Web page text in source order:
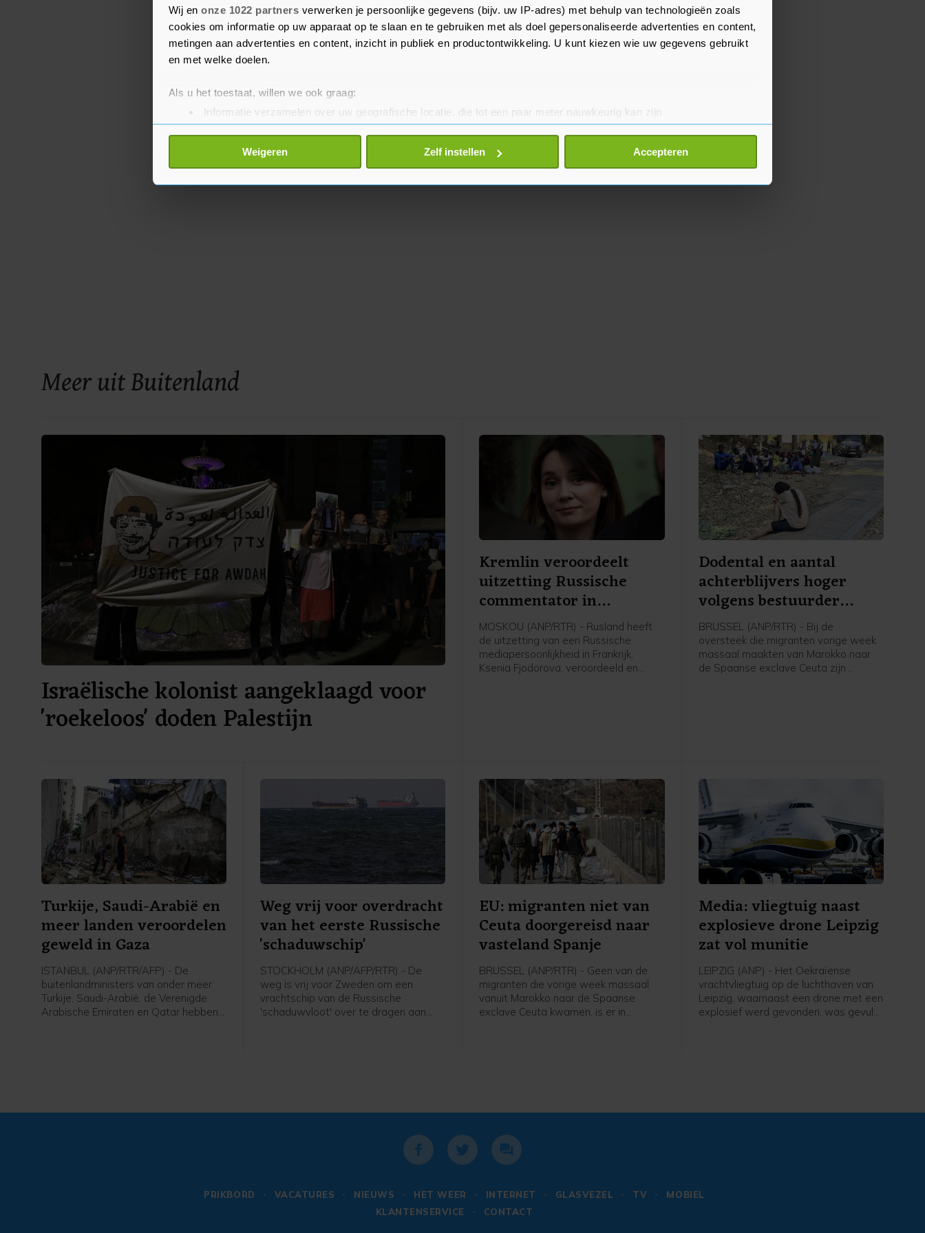
Wij en onze 1022 partners verwerken je persoonlijke gegevens (bijv. uw IP-adres) met behulp van technologieën zoals
cookies om informatie op uw apparaat op te slaan en te gebruiken met als doel gepersonaliseerde advertenties en content,
metingen aan advertenties en content, inzicht in publiek en productontwikkeling. U kunt kiezen wie uw gegevens gebruikt
en met welke doelen.
Als u het toestaat, willen we ook graag:
Informatie verzamelen over uw geografische locatie, die tot een paar meter nauwkeurig kan zijn
Uw apparaat identificeren door het actief te scannen op specifieke eigenschappen (fingerprinting)
Lees meer over hoe uw persoonlijke gegevens worden verwerkt en stel uw voorkeuren in het
detailgedeelte
toestemming op elk moment wijzigen of intrekken in de Cookieverklaring.
Weigeren Zelf instellen Accepteren
EU krijgt bij het uitvoeren van aanbevelingen van de
onderzoekers.
Meer uit Buitenland
Israëlische kolonist aangeklaagd voor
'roekeloos' doden Palestijn
Kremlin veroordeelt
uitzetting Russische
commentator in
Frankrijk
MOSKOU (ANP/RTR) - Rusland heeft
de uitzetting van een Russische
mediapersoonlijkheid in Frankrijk,
Ksenia Fjodorova, veroordeeld en
Dodental en aantal
achterblijvers hoger
volgens bestuurder
Ceuta
BRUSSEL (ANP/RTR) - Bij de
oversteek die migranten vorige week
massaal maakten van Marokko naar
de Spaanse exclave Ceuta zijn
Ceuta.
Turkije, Saudi-Arabië en
meer landen veroordelen
geweld in Gaza
ISTANBUL (ANP/RTR/AFP) - De
buitenlandministers van onder meer
Turkije, Saudi-Arabië, de Verenigde
Arabische Emiraten en Qatar hebben
Weg vrij voor overdracht
van het eerste Russische
'schaduwschip'
STOCKHOLM (ANP/AFP/RTR) - De
weg is vrij voor Zweden om een
vrachtschip van de Russische
'schaduwvloot' over te dragen aan
EU: migranten niet van
Ceuta doorgereisd naar
vasteland Spanje
BRUSSEL (ANP/RTR) - Geen van de
migranten die vorige week massaal
vanuit Marokko naar de Spaanse
exclave Ceuta kwamen, is er in
Media: vliegtuig naast
explosieve drone Leipzig
zat vol munitie
LEIPZIG (ANP) - Het Oekraïense
vrachtvliegtuig op de luchthaven van
Leipzig, waarnaast een drone met een
explosief werd gevonden, was gevuld
PRIKBORD VACATURES NIEUWS HET WEER INTERNET GLASVEZEL TV
MOBIEL
KLANTENSERVICE
CONTACT